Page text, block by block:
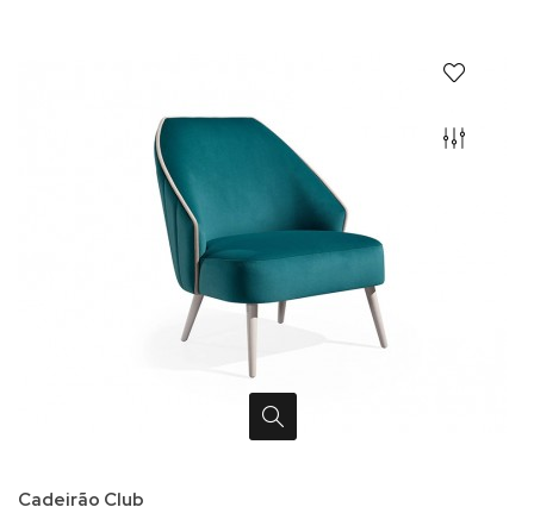
Cadeirão Club